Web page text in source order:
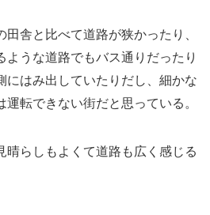
舎と比べて道路が狭かったり、
ような道路でもバス通りだったり
にはみ出していたりだし、細かな
転できない街だと思っている。
晴らしもよくて道路も広く感じる